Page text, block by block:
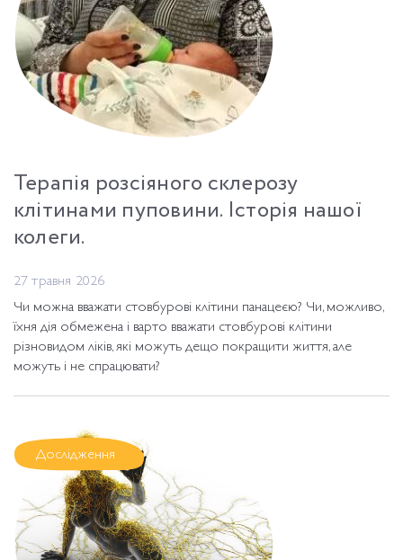
Терапія розсіяного склерозу
клітинами пуповини. Історія нашої
колеги.
27 травня 2026
Чи можна вважати стовбурові клітини панацеєю? Чи, можливо,
їхня дія обмежена і варто вважати стовбурові клітини
різновидом ліків, які можуть дещо покращити життя, але
можуть і не спрацювати?
Дослідження